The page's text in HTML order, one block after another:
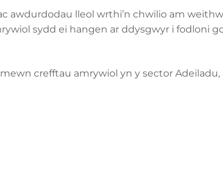
awdurdodau lleol wrthi’n chwilio am
sydd ei hangen ar ddysgwyr i fodloni
crefftau amrywiol yn y sector Adeiladu,